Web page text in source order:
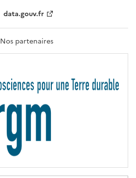
F
A
T
R
T
É
data.gouv.fr
Nos partenaires